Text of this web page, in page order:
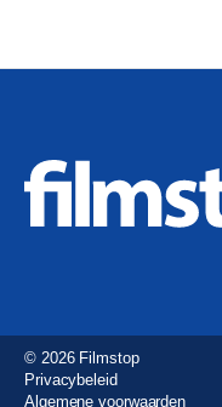
© 2026 Filmstop
Privacybeleid
Algemene voorwaarden